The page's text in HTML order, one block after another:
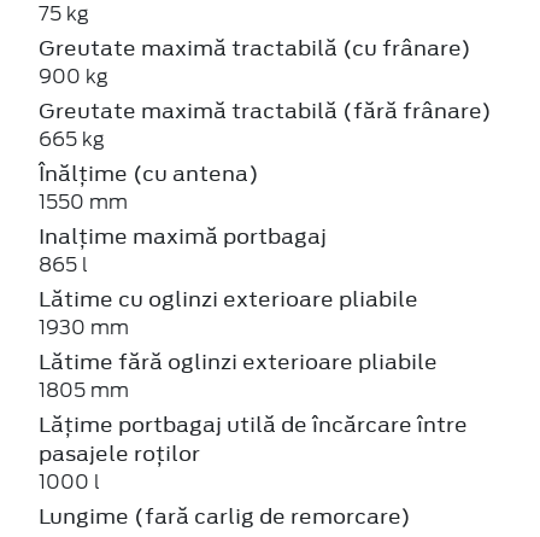
75 kg
Greutate maximă tractabilă (cu frânare)
900 kg
Greutate maximă tractabilă (fără frânare)
665 kg
Înălțime (cu antena)
1550 mm
Inalțime maximă portbagaj
865 l
Lătime cu oglinzi exterioare pliabile
1930 mm
Lătime fără oglinzi exterioare pliabile
1805 mm
Lățime portbagaj utilă de încărcare între
pasajele roților
1000 l
Lungime (fară carlig de remorcare)